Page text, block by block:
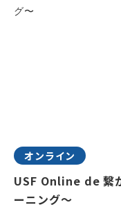
オンライン
USF Online de 繋
ーニング〜